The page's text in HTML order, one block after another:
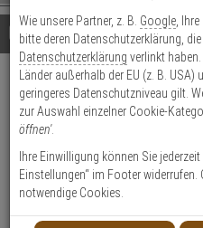
Bitte
geben
Sie
mindestens
Zeichen
ein,
um
Suche
Es
wurde
noch
Kategorien
Suche
gestartet
Details Beratung
HIKVision DS-
Deckeneinbaukit
Produktmerkmale
Datenblatt drucken
Wie unsere Partner, z. B. Google ,
bitte deren Datenschutzerklärung,
Datenschutzerklärung verlinkt
Länder außerhalb der EU (z. B.
geringeres Datenschutzniveau gilt.
zur Auswahl einzelner Cookie-
öffnen'.
Ihre Einwilligung können Sie
Einstellungen“ im Footer
notwendige Cookies.